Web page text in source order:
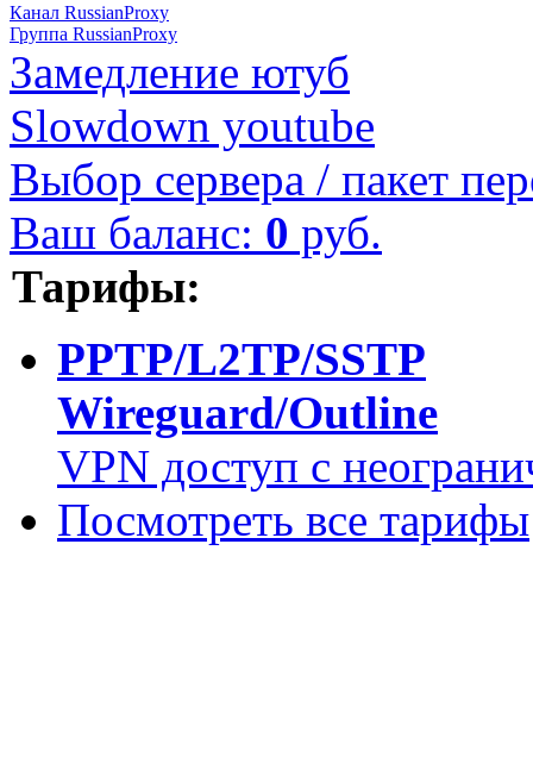
Канал RussianProxy
Группа RussianProxy
Замедление ютуб
Slowdown youtube
Выбор сервера / пакет
Ваш баланс: 0 руб.
Тарифы:
PPTP/L2TP/SSTP
Wireguard/Outline
VPN доступ с
Посмотреть все тарифы